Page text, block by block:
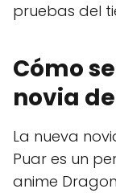
pruebas del
Cómo
novia
La nueva
Puar es un
anime